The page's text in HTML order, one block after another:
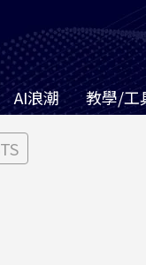
AI浪潮 教學/工